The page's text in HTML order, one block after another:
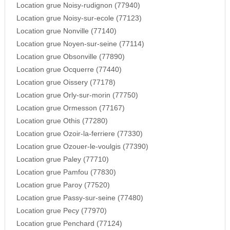
Location grue Noisy-rudignon (77940)
Location grue Noisy-sur-ecole (77123)
Location grue Nonville (77140)
Location grue Noyen-sur-seine (77114)
Location grue Obsonville (77890)
Location grue Ocquerre (77440)
Location grue Oissery (77178)
Location grue Orly-sur-morin (77750)
Location grue Ormesson (77167)
Location grue Othis (77280)
Location grue Ozoir-la-ferriere (77330)
Location grue Ozouer-le-voulgis (77390)
Location grue Paley (77710)
Location grue Pamfou (77830)
Location grue Paroy (77520)
Location grue Passy-sur-seine (77480)
Location grue Pecy (77970)
Location grue Penchard (77124)